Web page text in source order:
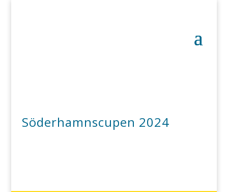
Söderhamnscupen 2024